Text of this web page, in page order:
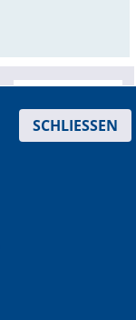
SCHLIESSEN